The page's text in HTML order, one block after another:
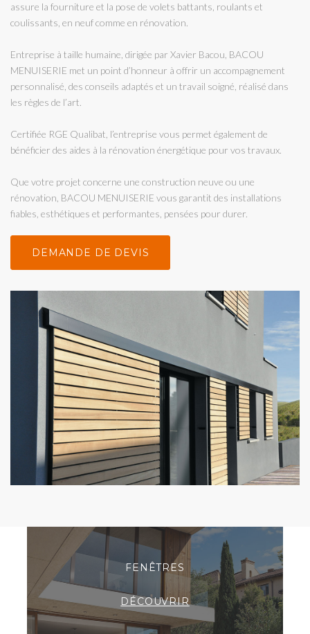
assure la fourniture et la pose de volets battants, roulants et
coulissants, en neuf comme en rénovation.
Entreprise à taille humaine, dirigée par Xavier Bacou, BACOU
MENUISERIE met un point d’honneur à offrir un accompagnement
personnalisé, des conseils adaptés et un travail soigné, réalisé dans
les règles de l’art.
Certifiée RGE Qualibat, l’entreprise vous permet également de
bénéficier des aides à la rénovation énergétique pour vos travaux.
Que votre projet concerne une construction neuve ou une
rénovation, BACOU MENUISERIE vous garantit des installations
fiables, esthétiques et performantes, pensées pour durer.
DEMANDE DE DEVIS
FENÊTRES
DÉCOUVRIR